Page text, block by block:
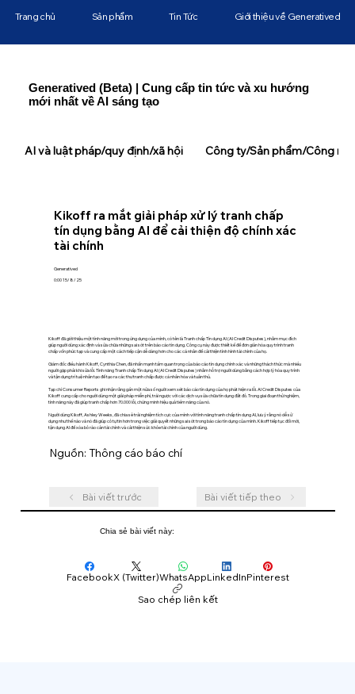
Generatived (Beta) | Cung cấp tin tức và xu hướng
mới nhất về AI sáng tạo
Kikoff ra mắt giải pháp xử lý tranh chấp
tín dụng bằng AI để cải thiện độ chính xác
tài chính
Generatived
0:00 15/8/25
Kikoff đã giới thiệu một tính năng mới trong ứng dụng của mình, có tên là Tranh chấp Tín dụng AI (AI Credit Disputes), nhằm mục đích
giúp người dùng xác định và sửa chữa những sai sót trên báo cáo tín dụng. Công cụ này được thiết kế để đơn giản hóa quy trình tranh
chấp vốn phức tạp và cung cấp một cách tiếp cận dễ dàng hơn cho các cá nhân để cải thiện tình hình tài chính của họ.
Giám đốc điều hành Kikoff, Cynthia Chen, đã nhấn mạnh tầm quan trọng của báo cáo tín dụng chính xác và những thách thức mà nhiều
người gặp phải khi sửa lỗi. Tính năng Tranh chấp Tín dụng AI (AI Credit Disputes) nhằm hỗ trợ người dùng bằng cách hợp lý hóa quy trình
và tận dụng trí tuệ nhân tạo để tạo ra các thư tranh chấp được cá nhân hóa và tuân thủ.
Tạp chí Consumer Reports ghi nhận rằng gần một nửa số người xem xét báo cáo tín dụng của họ phát hiện ra lỗi. AI Credit Disputes của
Kikoff cung cấp cho người dùng một giải pháp miễn phí, trái ngược với các dịch vụ sửa chữa tín dụng đắt đỏ. Trong giai đoạn thử nghiệm,
tính năng này đã giúp tranh chấp hơn 70.000 lỗi, chứng minh hiệu quả tiềm năng của nó.
Người dùng Kikoff, Ashley Weeks, đã chia sẻ trải nghiệm tích cực của mình với tính năng tranh chấp tín dụng AI, lưu ý rằng nó dễ sử
dụng như thế nào và nó đã giúp cô tự tin hơn trong việc giải quyết những sai sót trong báo cáo tín dụng của mình. Kikoff tiếp tục đổi mới,
tận dụng AI để xóa bỏ rào cản tài chính và cải thiện sức khỏe tài chính của người dùng.
Nguồn: Thông cáo báo chí
Bài viết trước Bài viết tiếp theo
Trang chủ Sản phẩm Tin Tức Giới thiệu về Generatived
Chia sẻ bài viết này:
FacebookX (Twitter)WhatsAppLinkedInPinterest
Sao chép liên kết
AI và luật pháp/quy định/xã hội Công ty/Sản phẩm/Công